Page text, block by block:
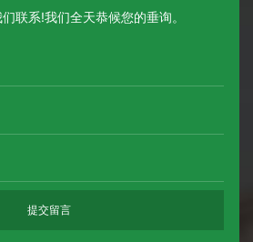
联系!我们全天恭候您的垂询。